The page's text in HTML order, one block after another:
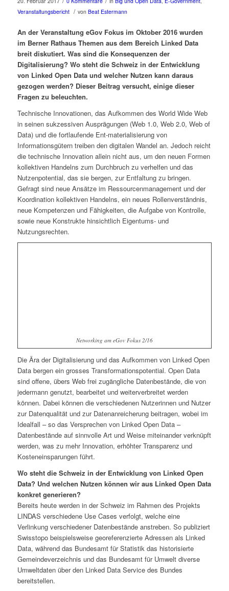
Veranstaltungsbericht / von Beat Estermann
An der Veranstaltung eGov Fokus im Oktober 2016 wurden
im Berner Rathaus Themen aus dem Bereich Linked Data
breit diskutiert. Was sind die Konsequenzen der
Digitalisierung? Wo steht die Schweiz in der Entwicklung
von Linked Open Data und welcher Nutzen kann daraus
gezogen werden? Dieser Beitrag versucht, einige dieser
Fragen zu beleuchten.
Technische Innovationen, das Aufkommen des World Wide Web
in seinen sukzessiven Ausprägungen (Web 1.0, Web 2.0, Web of
Data) und die fortlaufende Ent-materialisierung von
Informationsgütern treiben den digitalen Wandel an. Jedoch reicht
die technische Innovation allein nicht aus, um den neuen Formen
kollektiven Handelns zum Durchbruch zu verhelfen und das
Nutzenpotential, das sie bergen, zur Entfaltung zu bringen.
Gefragt sind neue Ansätze im Ressourcenmanagement und der
Koordination kollektiven Handelns, ein neues Rollenverständnis,
neue Kompetenzen und Fähigkeiten, die Aufgabe von Kontrolle,
sowie neue Konstrukte hinsichtlich Eigentums- und
Nutzungsrechten.
Networking am eGov Fokus 2/16
Die Ära der Digitalisierung und das Aufkommen von Linked Open
Data bergen ein grosses Transformationspotential. Open Data
sind offene, übers Web frei zugängliche Datenbestände, die von
jedermann genutzt, bearbeitet und weiterverbreitet werden
können. Dabei können die verschiedenen Nutzerinnen und Nutzer
zur Datenqualität und zur Datenanreicherung beitragen, wobei im
Idealfall – so das Versprechen von Linked Open Data –
Datenbestände auf sinnvolle Art und Weise miteinander verknüpft
werden, was zu mehr Innovation, erhöhter Transparenz und
Kosteneinsparungen führt.
Wo steht die Schweiz in der Entwicklung von Linked Open
Data? Und welchen Nutzen können wir aus Linked Open Data
konkret generieren?
Bereits heute werden in der Schweiz im Rahmen des Projekts
LINDAS verschiedene Use Cases verfolgt, welche eine
Verlinkung verschiedener Datenbestände anstreben. So publiziert
Swisstopo beispielsweise georeferenzierte Adressen als Linked
Data, während das Bundesamt für Statistik das historisierte
Gemeindeverzeichnis und das Bundesamt für Umwelt diverse
Umweltdaten über den Linked Data Service des Bundes
bereitstellen.